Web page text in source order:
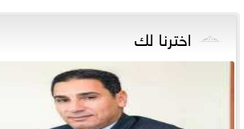
اخترنا لك